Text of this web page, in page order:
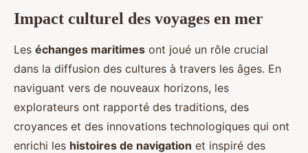
Impact culturel des voyages en mer
Les échanges maritimes ont joué un rôle crucial
dans la diffusion des cultures à travers les âges. En
naviguant vers de nouveaux horizons, les
explorateurs ont rapporté des traditions, des
croyances et des innovations technologiques qui ont
enrichi les histoires de navigation et inspiré des